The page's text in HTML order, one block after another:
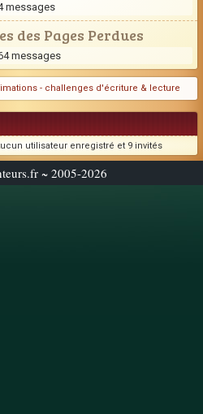
messages
des Pages Perdues
messages
- challenges d'écriture & lecture
utilisateur enregistré et 9 invités
~ 2005-2026